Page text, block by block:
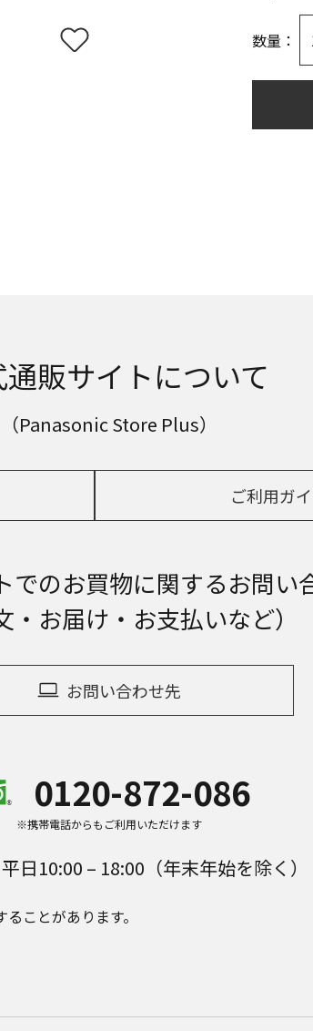
数量：
通販サイトについて
（Panasonic Store Plus）
ご利用ガ
でのお買物に関するお問い
・お届け・お支払いなど）
お問い合わせ先
0120-872-086
※携帯電話からもご利用いただけます
日10:00 – 18:00（年末年始を除く）
ことがあります。